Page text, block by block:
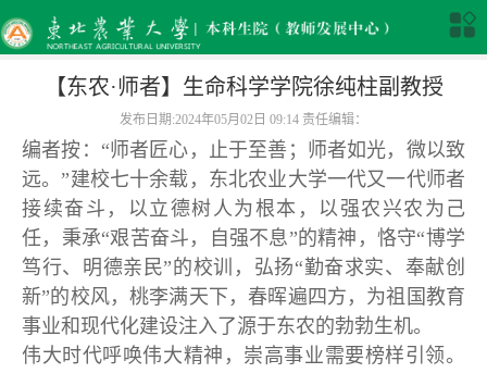
【东农·师者】生命科学学院徐纯柱副教授
发布日期:2024年05月02日 09:14 责任编辑：
编者按：“师者匠心，止于至善；师者如光，微以致
远。”建校七十余载，东北农业大学一代又一代师者
接续奋斗，以立德树人为根本，以强农兴农为己
任，秉承“艰苦奋斗，自强不息”的精神，恪守“博学
笃行、明德亲民”的校训，弘扬“勤奋求实、奉献创
新”的校风，桃李满天下，春晖遍四方，为祖国教育
事业和现代化建设注入了源于东农的勃勃生机。
伟大时代呼唤伟大精神，崇高事业需要榜样引领。